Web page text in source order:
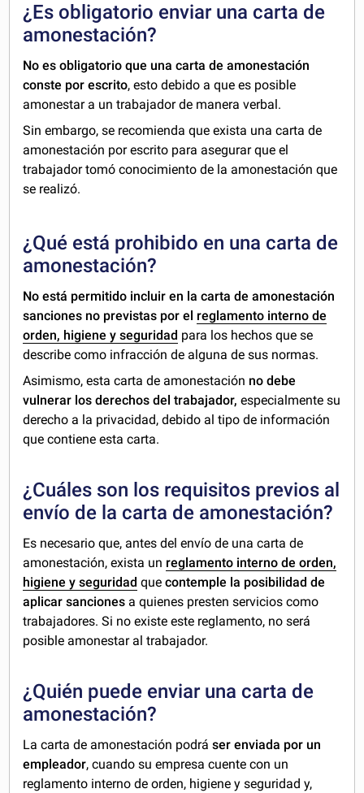
¿Es obligatorio enviar una carta de
amonestación?
No es obligatorio que una carta de amonestación
conste por escrito, esto debido a que es posible
amonestar a un trabajador de manera verbal.
Sin embargo, se recomienda que exista una carta de
amonestación por escrito para asegurar que el
trabajador tomó conocimiento de la amonestación que
se realizó.
¿Qué está prohibido en una carta de
amonestación?
No está permitido incluir en la carta de amonestación
sanciones no previstas por el reglamento interno de
orden, higiene y seguridad para los hechos que se
describe como infracción de alguna de sus normas.
Asimismo, esta carta de amonestación no debe
vulnerar los derechos del trabajador,especialmente su
derecho a la privacidad, debido al tipo de información
que contiene esta carta.
¿Cuáles son los requisitos previos al
envío de la carta de amonestación?
Es necesario que, antes del envío de una carta de
amonestación, exista un reglamento interno de orden,
higiene y seguridad que contemple la posibilidad de
aplicar sanciones a quienes presten servicios como
trabajadores. Si no existe este reglamento, no será
posible amonestar al trabajador.
¿Quién puede enviar una carta de
amonestación?
La carta de amonestación podráser enviada por un
empleador, cuando su empresa cuente con un
reglamento interno de orden, higiene y seguridad y,